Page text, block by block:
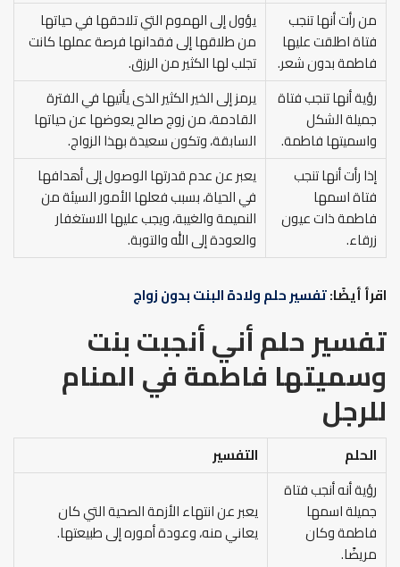
من رأت أنها تنجب
فتاة اطلقت عليها
فاطمة بدون شعر.
يؤول إلى الهموم التي تلاحقها في حياتها
من طلاقها إلى فقدانها فرصة عملها كانت
تجلب لها الكثير من الرزق.
رؤية أنها تنجب فتاة
جميلة الشكل
واسميتها فاطمة.
يرمز إلى الخير الكثير الذى يأتيها في الفترة
القادمة، من زوج صالح يعوضها عن حياتها
السابقة، وتكون سعيدة بهذا الزواج.
إذا رأت أنها تنجب
فتاة اسمها
فاطمة ذات عيون
زرقاء.
يعبر عن عدم قدرتها الوصول إلى أهدافها
في الحياة، بسبب فعلها الأمور السيئة من
النميمة والغيبة، ويجب عليها الاستغفار
والعودة إلى الله والتوبة.
اقرأ أيضًا:تفسير حلم ولادة البنت بدون زواج
تفسير حلم أني أنجبت بنت
وسميتها فاطمة في المنام
للرجل
الحلم
التفسير
رؤية أنه أنجب فتاة
جميلة اسمها
فاطمة وكان
مريضًا.
يعبر عن انتهاء الأزمة الصحية التي كان
يعاني منه، وعودة أموره إلى طبيعتها.